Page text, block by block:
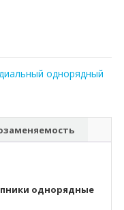
однорядный
однорядные